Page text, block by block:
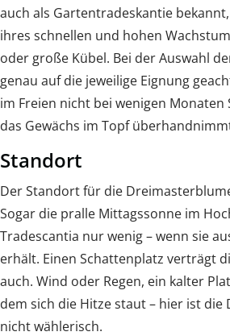
auch als Gartentradeskantie
ihres schnellen und hohen
oder große Kübel. Bei der Auswahl
genau auf die jeweilige Eignung
im Freien nicht bei wenigen
das Gewächs im Topf
Standort
Der Standort für die
Sogar die pralle Mittagssonne im
Tradescantia nur wenig – wenn sie
erhält. Einen Schattenplatz verträgt
auch. Wind oder Regen, ein kalter
dem sich die Hitze staut – hier ist
nicht wählerisch.